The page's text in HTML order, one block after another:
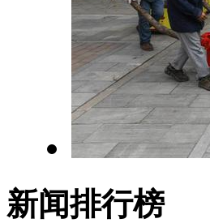
新闻排行榜